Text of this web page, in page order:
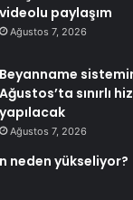
videolu paylaşım
Ağustos 7, 2026
Beyanname
Ağustos’ta sınırlı
yapılacak
Ağustos 7, 2026
neden yükseliyor?